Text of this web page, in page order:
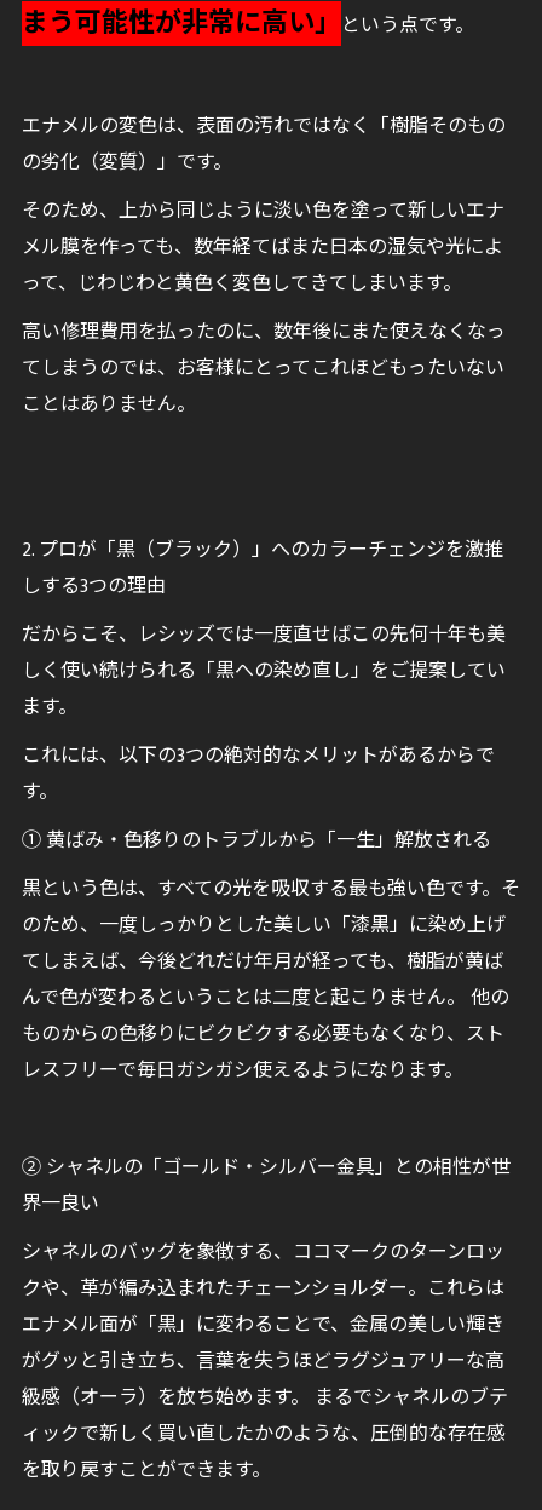
まう可能性が非常に高い」
という点です。
エナメルの変色は、表面の汚れではなく「樹脂そのもの
の劣化（変質）」です。
そのため、上から同じように淡い色を塗って新しいエナ
メル膜を作っても、数年経てばまた日本の湿気や光によ
って、じわじわと黄色く変色してきてしまいます。
高い修理費用を払ったのに、数年後にまた使えなくなっ
てしまうのでは、お客様にとってこれほどもったいない
ことはありません。
2. プロが「黒（ブラック）」へのカラーチェンジを激推
しする3つの理由
だからこそ、レシッズでは一度直せばこの先何十年も美
しく使い続けられる「黒への染め直し」をご提案してい
ます。
これには、以下の3つの絶対的なメリットがあるからで
す。
① 黄ばみ・色移りのトラブルから「一生」解放される
黒という色は、すべての光を吸収する最も強い色です。そ
のため、一度しっかりとした美しい「漆黒」に染め上げ
てしまえば、今後どれだけ年月が経っても、樹脂が黄ば
んで色が変わるということは二度と起こりません。 他の
ものからの色移りにビクビクする必要もなくなり、スト
レスフリーで毎日ガシガシ使えるようになります。
② シャネルの「ゴールド・シルバー金具」との相性が世
界一良い
シャネルのバッグを象徴する、ココマークのターンロッ
クや、革が編み込まれたチェーンショルダー。これらは
エナメル面が「黒」に変わることで、金属の美しい輝き
がグッと引き立ち、言葉を失うほどラグジュアリーな高
級感（オーラ）を放ち始めます。 まるでシャネルのブテ
ィックで新しく買い直したかのような、圧倒的な存在感
を取り戻すことができます。